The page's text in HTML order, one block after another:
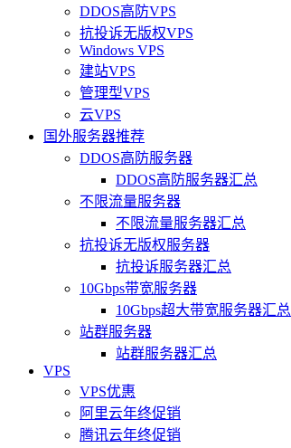
DDOS高防VPS
抗投诉无版权VPS
Windows VPS
建站VPS
管理型VPS
云VPS
国外服务器推荐
DDOS高防服务器
DDOS高防服务器汇总
不限流量服务器
不限流量服务器汇总
抗投诉无版权服务器
抗投诉服务器汇总
10Gbps带宽服务器
10Gbps超大带宽服务器汇总
站群服务器
站群服务器汇总
VPS
VPS优惠
阿里云年终促销
腾讯云年终促销